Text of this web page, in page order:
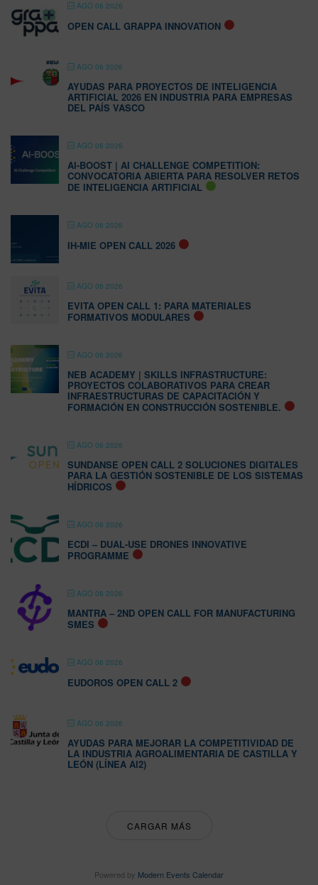
AGO 06 2026
OPEN CALL GRAPPA INNOVATION
AGO 06 2026
AYUDAS PARA PROYECTOS DE INTELIGENCIA
ARTIFICIAL 2026 EN INDUSTRIA PARA EMPRESAS
DEL PAÍS VASCO
AGO 06 2026
AI-BOOST | AI CHALLENGE COMPETITION:
CONVOCATORIA ABIERTA PARA RESOLVER RETOS
DE INTELIGENCIA ARTIFICIAL
AGO 06 2026
IH-MIE OPEN CALL 2026
AGO 06 2026
EVITA OPEN CALL 1: PARA MATERIALES
FORMATIVOS MODULARES
AGO 06 2026
NEB ACADEMY | SKILLS INFRASTRUCTURE:
PROYECTOS COLABORATIVOS PARA CREAR
INFRAESTRUCTURAS DE CAPACITACIÓN Y
FORMACIÓN EN CONSTRUCCIÓN SOSTENIBLE.
AGO 06 2026
SUNDANSE OPEN CALL 2 SOLUCIONES DIGITALES
PARA LA GESTIÓN SOSTENIBLE DE LOS SISTEMAS
HÍDRICOS
AGO 06 2026
ECDI – DUAL-USE DRONES INNOVATIVE
PROGRAMME
AGO 06 2026
MANTRA – 2ND OPEN CALL FOR MANUFACTURING
SMES
AGO 06 2026
EUDOROS OPEN CALL 2
AGO 06 2026
AYUDAS PARA MEJORAR LA COMPETITIVIDAD DE
LA INDUSTRIA AGROALIMENTARIA DE CASTILLA Y
LEÓN (LÍNEA AI2)
CARGAR MÁS
Powered by Modern Events Calendar